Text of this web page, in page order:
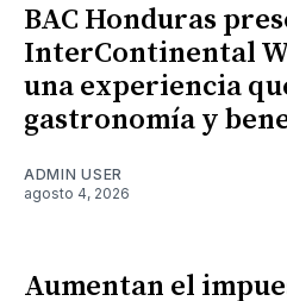
BAC Honduras
InterContinental
una experiencia
gastronomía y
ADMIN USER
agosto 4, 2026
Aumentan el